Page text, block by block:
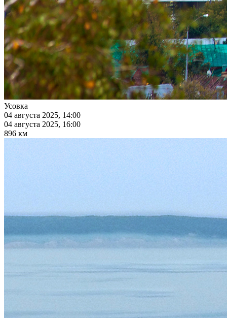
Усовка
04 августа 2025, 14:00
04 августа 2025, 16:00
896 км